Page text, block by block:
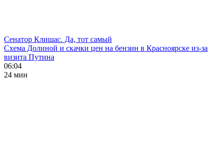
Сенатор Клишас. Да, тот самый
Схема Долиной и скачки цен на бензин в Красноярске из-за
визита Путина
06:04
24 мин